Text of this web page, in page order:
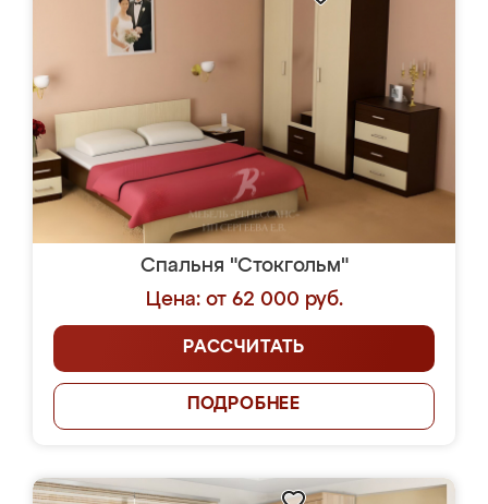
Спальня "Стокгольм"
Цена: от 62 000 руб.
РАССЧИТАТЬ
ПОДРОБНЕЕ